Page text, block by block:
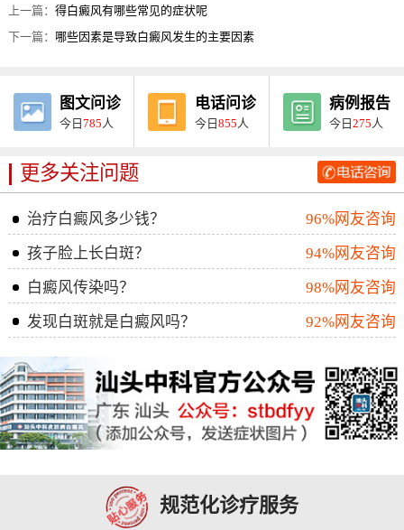
上一篇：得白癜风有哪些常见的症状呢
下一篇： 哪些因素是导致白癜风发生的主要因素
图文问诊
今日785 人
电话问诊
今日855 人
病例报告
今日275 人
更多关注问题
治疗白癜风多少钱？
96%网友咨询
孩子脸上长白斑？
94%网友咨询
白癜风传染吗？
98%网友咨询
发现白斑就是白癜风吗？
92%网友咨询
规范化诊疗服务